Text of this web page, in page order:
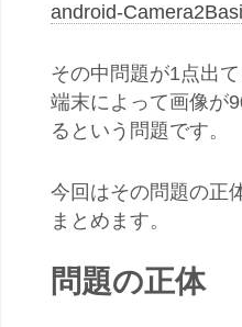
android-
その中問題が1点出て
端末によって画像が
るという問題です。
今回はその問題の正
まとめます。
問題の正体